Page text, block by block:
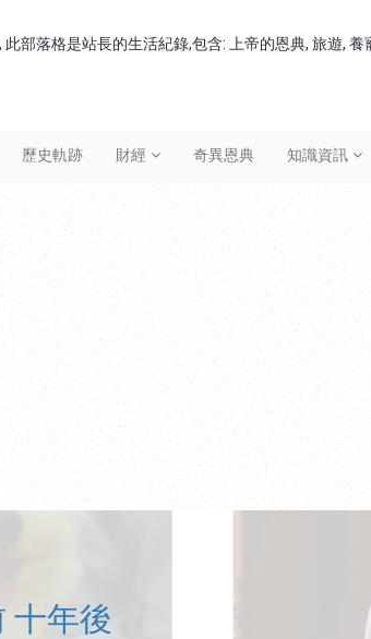
部落格是站長的生活紀錄,包含: 上帝的恩典, 旅遊,
歷史軌跡 財經 奇異恩典 知識資訊
十年後